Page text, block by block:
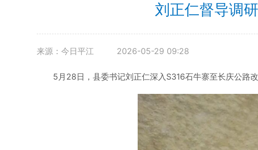
刘正仁督导调
来源：今日平江 2026-05-29 09:28
5月28日，县委书记刘正仁深入S316石牛寨至长庆公路改